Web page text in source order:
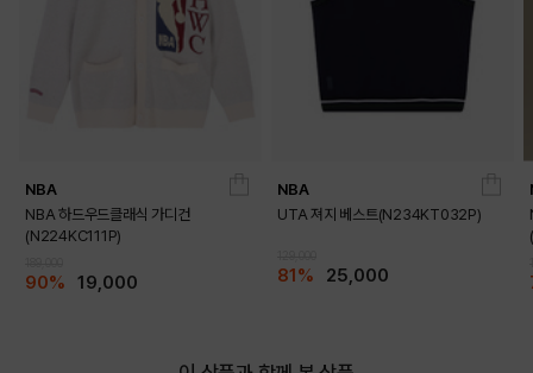
NBA
NBA 하드우드클래식 가디건
(N224KC111P)
90% 19,000
NBA
UTA 져지 베스트(N234KT032P)
81% 25,000